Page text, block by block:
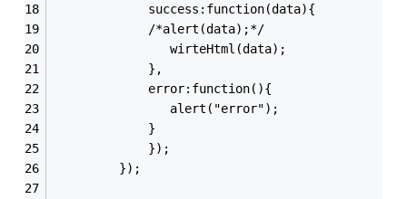
             success:function(data){
             /*alert(data);*/
             	wirteHtml(data);
             },
             error:function(){
             	alert("error");
             }
             });
         });